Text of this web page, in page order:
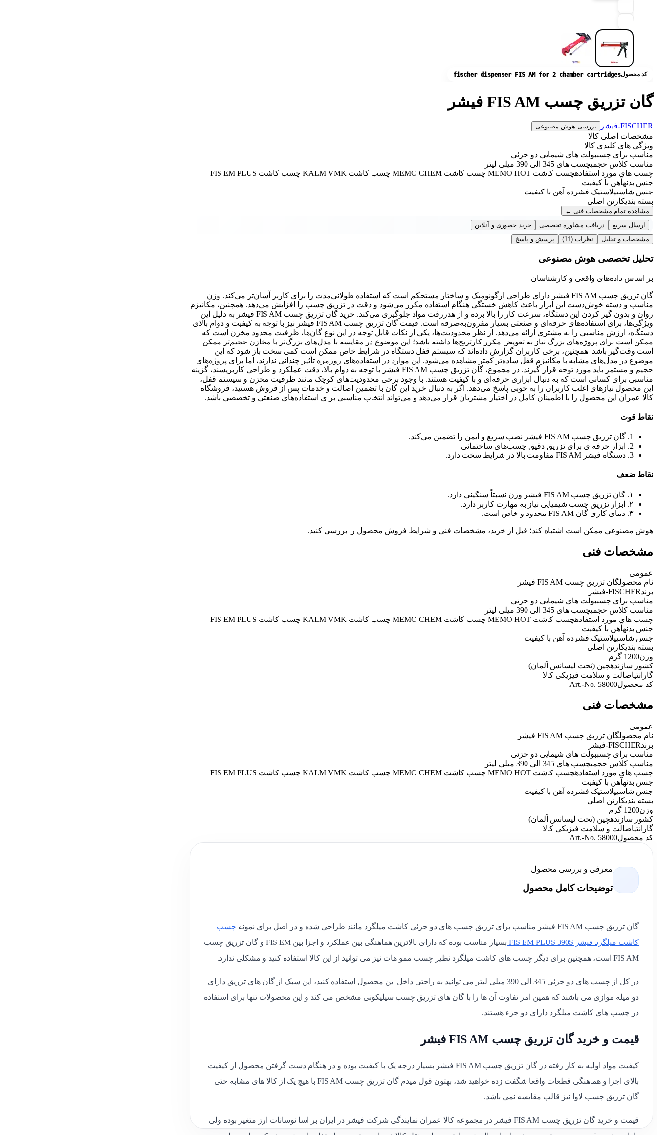
کد محصولfischer dispenser FIS AM for 2 chamber cartridges
گان تزریق چسب FIS AM فیشر
FISCHER-فیشر بررسی هوش مصنوعی
مشخصات اصلی کالا
ویژگی های کلیدی کالا
مناسب برای چسببولت های شیمایی دو جزئی
مناسب کلاس حجمیچسب های 345 الی 390 میلی لیتر
چسب های مورد استفادهچسب کاشت MEMO HOT چسب کاشت MEMO CHEM چسب کاشت KALM VMK چسب کاشت FIS EM PLUS
جنس بدنهآهن با کیفیت
جنس شاسیپلاستیک فشرده آهن با کیفیت
بسته بندیکارتن اصلی
مشاهده تمام مشخصات فنی ←
ارسال سریع
دریافت مشاوره تخصصی
خرید حضوری و آنلاین
مشخصات و تحلیل
نظرات (11) پرسش و پاسخ
تحلیل تخصصی هوش مصنوعی
بر اساس داده‌های واقعی و کارشناسان
گان تزریق چسب FIS AM فیشر دارای طراحی ارگونومیک و ساختار مستحکم است که استفاده طولانی‌مدت را برای کاربر آسان‌تر می‌کند. وزن
مناسب و دسته خوش‌دست این ابزار باعث کاهش خستگی هنگام استفاده مکرر می‌شود و دقت در تزریق چسب را افزایش می‌دهد. همچنین، مکانیزم
روان و بدون گیر کردن این دستگاه، سرعت کار را بالا برده و از هدررفت مواد جلوگیری می‌کند. خرید گان تزریق چسب FIS AM فیشر به دلیل این
ویژگی‌ها، برای استفاده‌های حرفه‌ای و صنعتی بسیار مقرون‌به‌صرفه است. قیمت گان تزریق چسب FIS AM فیشر نیز با توجه به کیفیت و دوام بالای
دستگاه، ارزش مناسبی را به مشتری ارائه می‌دهد. از نظر محدودیت‌ها، یکی از نکات قابل توجه در این نوع گان‌ها، ظرفیت محدود مخزن است که
ممکن است برای پروژه‌های بزرگ نیاز به تعویض مکرر کارتریج‌ها داشته باشد؛ این موضوع در مقایسه با مدل‌های بزرگ‌تر با مخازن حجیم‌تر ممکن
است وقت‌گیر باشد. همچنین، برخی کاربران گزارش داده‌اند که سیستم قفل دستگاه در شرایط خاص ممکن است کمی سخت باز شود که این
موضوع در مدل‌های مشابه با مکانیزم قفل ساده‌تر کمتر مشاهده می‌شود. این موارد در استفاده‌های روزمره تأثیر چندانی ندارند، اما برای پروژه‌های
حجیم و مستمر باید مورد توجه قرار گیرند. در مجموع، گان تزریق چسب FIS AM فیشر با توجه به دوام بالا، دقت عملکرد و طراحی کاربرپسند، گزینه
مناسبی برای کسانی است که به دنبال ابزاری حرفه‌ای و با کیفیت هستند. با وجود برخی محدودیت‌های کوچک مانند ظرفیت مخزن و سیستم قفل،
این محصول نیازهای اغلب کاربران را به خوبی پاسخ می‌دهد. اگر به دنبال خرید این گان با تضمین اصالت و خدمات پس از فروش هستید، فروشگاه
کالا عمران این محصول را با اطمینان کامل در اختیار مشتریان قرار می‌دهد و می‌تواند انتخاب مناسبی برای استفاده‌های صنعتی و تخصصی باشد.
نقاط قوت
1. گان تزریق چسب FIS AM فیشر نصب سریع و ایمن را تضمین می‌کند.
2. ابزار حرفه‌ای برای تزریق دقیق چسب‌های ساختمانی.
3. دستگاه فیشر FIS AM مقاومت بالا در شرایط سخت دارد.
نقاط ضعف
۱. گان تزریق چسب FIS AM فیشر وزن نسبتاً سنگینی دارد.
۲. ابزار تزریق چسب شیمیایی نیاز به مهارت کاربر دارد.
۳. دمای کاری گان FIS AM محدود و خاص است.
هوش مصنوعی ممکن است اشتباه کند؛ قبل از خرید، مشخصات فنی و شرایط فروش محصول را بررسی کنید.
مشخصات فنی
عمومی
نام محصولگان تزریق چسب FIS AM فیشر
برندFISCHER-فیشر
مناسب برای چسببولت های شیمایی دو جزئی
مناسب کلاس حجمیچسب های 345 الی 390 میلی لیتر
چسب های مورد استفادهچسب کاشت MEMO HOT چسب کاشت MEMO CHEM چسب کاشت KALM VMK چسب کاشت FIS EM PLUS
جنس بدنهآهن با کیفیت
جنس شاسیپلاستیک فشرده آهن با کیفیت
بسته بندیکارتن اصلی
وزن1200 گرم
کشور سازندهچین (تحت لیسانس آلمان)
گارانتیاصالت و سلامت فیزیکی کالا
کد محصولArt.-No. 58000
مشخصات فنی
عمومی
نام محصولگان تزریق چسب FIS AM فیشر
برندFISCHER-فیشر
مناسب برای چسببولت های شیمایی دو جزئی
مناسب کلاس حجمیچسب های 345 الی 390 میلی لیتر
چسب های مورد استفادهچسب کاشت MEMO HOT چسب کاشت MEMO CHEM چسب کاشت KALM VMK چسب کاشت FIS EM PLUS
جنس بدنهآهن با کیفیت
جنس شاسیپلاستیک فشرده آهن با کیفیت
بسته بندیکارتن اصلی
وزن1200 گرم
کشور سازندهچین (تحت لیسانس آلمان)
گارانتیاصالت و سلامت فیزیکی کالا
کد محصولArt.-No. 58000
معرفی و بررسی محصول
توضیحات کامل محصول
گان تزریق چسب FIS AM فیشر مناسب برای تزریق چسب های دو جزئی کاشت میلگرد مانند طراحی شده و در اصل برای نمونه
چسب
کاشت میلگرد فیشر FIS EM PLUS 390S
بسیار مناسب بوده که دارای بالاترین هماهنگی بین عملکرد و اجزا بین FIS EM و گان تزریق چسب
FIS AM است، همچنین برای دیگر چسب های کاشت میلگرد نظیر چسب ممو هات نیز می توانید از این کالا استفاده کنید و مشکلی ندارد.
در کل از چسب های دو جزئی 345 الی 390 میلی لیتر می توانید به راحتی داخل این محصول استفاده کنید، این سبک از گان های تزریق دارای
دو میله موازی می باشند که همین امر تفاوت آن ها را با گان های تزریق چسب سیلیکونی مشخص می کند و این محصولات تنها برای استفاده
در چسب های کاشت میلگرد دارای دو جزء هستند.
قیمت و خرید گان تزریق چسب FIS AM فیشر
کیفیت مواد اولیه به کار رفته در گان تزریق چسب FIS AM فیشر بسیار درجه یک با کیفیت بوده و در هنگام دست گرفتن محصول از کیفیت
بالای اجزا و هماهنگی قطعات واقعا شگفت زده خواهید شد، بهتون قول میدم گان تزریق چسب FIS AM با هیچ یک از کالا های مشابه حتی
گان تزریق چسب لاوا نیز قالب مقایسه نمی باشد.
قیمت و خرید گان تزریق چسب FIS AM فیشر در مجموعه کالا عمران نمایندگی شرکت فیشر در ایران بر اسا نوسانات ارز متغیر بوده ولی